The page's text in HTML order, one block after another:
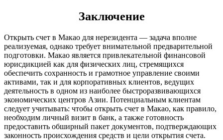
Заключение
Открыть счет в Макао для нерезидента — задача вполне
реализуемая, однако требует внимательной предварительной
подготовки. Макао является привлекательной финансовой
юрисдикцией как для физических лиц, стремящихся
обеспечить сохранность и грамотное управление своими
активами, так и для корпоративных клиентов, ведущих
деятельность в одном из наиболее быстроразвивающихся
экономических центров Азии. Потенциальным клиентам
следует учитывать: чтобы открыть счет в Макао, как правило,
необходим личный визит в банк, а также готовность
предоставить обширный пакет документов, подтверждающих
законность происхождения средств и цели открытия счета.